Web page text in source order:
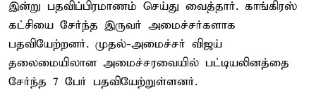
இன்று பதவிப்பிரமாணம் செய்து வைத்தார். காங்கிரஸ்
கட்சியை சேர்ந்த இருவர் அமைச்சர்களாக
பதவியேற்றனர். முதல்-அமைச்சர் விஜய்
தலைமையிலான அமைச்சரவையில் பட்டியலினத்தை
சேர்ந்த 7 பேர் பதவியேற்றுள்ளனர்.